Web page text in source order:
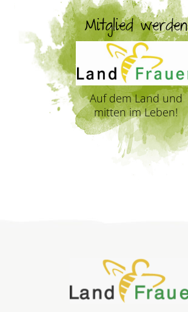
Mitglied werden
Auf dem Land und
mitten im Leben!